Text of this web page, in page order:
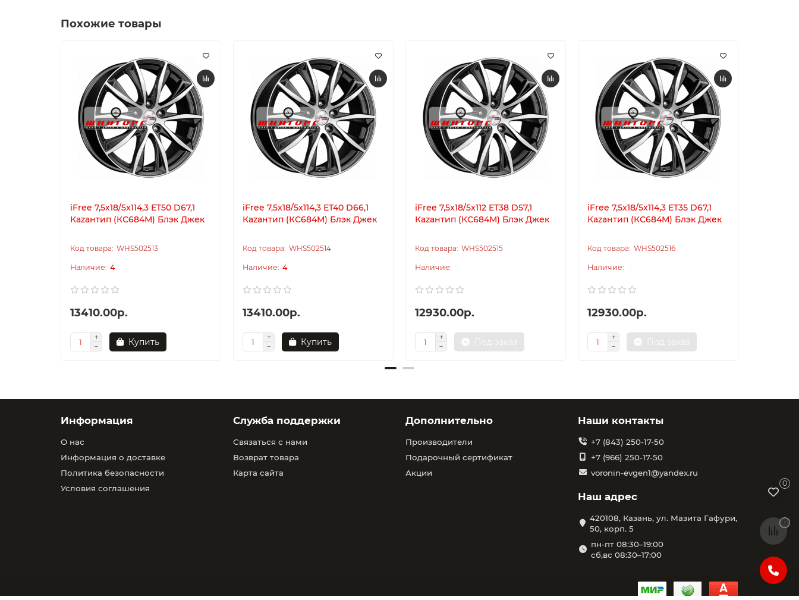
Похожие товары
iFree 7,5x18/5x114,3 ET50 D67,1
Каzантип (КС684М) Блэк Джек
WHS502513
4
13410.00р.
Купить
iFree 7,5x18/5x114,3 ET40 D66,1
Каzантип (КС684М) Блэк Джек
WHS502514
4
13410.00р.
Купить
iFree 7,5x18/5x112 ET38 D57,1
Каzантип (КС684М) Блэк Джек
WHS502515
12930.00р.
iFree 7,5x18/5x114,3 ET35 D67,1
Каzантип (КС684М) Блэк Джек
WHS502516
12930.00р.
Информация
О нас
Информация о доставке
Политика безопасности
Условия соглашения
Служба поддержки
Связаться с нами
Возврат товара
Карта сайта
Дополнительно
Производители
Подарочный сертификат
Акции
Наши контакты
+7 (843) 250-17-50
+7 (966) 250-17-50
voronin-evgen1@yandex.ru
Наш адрес
420108, Казань, ул. Мазита Гафури,
50, корп. 5
пн-пт 08:30–19:00
сб,вс 08:30–17:00
0
0